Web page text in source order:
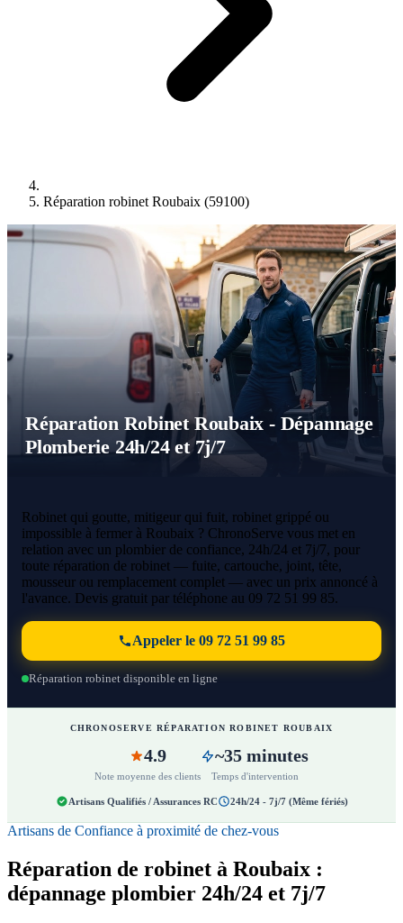
Réparation robinet Roubaix (59100)
Réparation Robinet Roubaix - Dépannage
Plomberie 24h/24 et 7j/7
Robinet qui goutte, mitigeur qui fuit, robinet grippé ou
impossible à fermer à Roubaix ? ChronoServe vous met en
relation avec un plombier de confiance, 24h/24 et 7j/7, pour
toute réparation de robinet — fuite, cartouche, joint, tête,
mousseur ou remplacement complet — avec un prix annoncé à
l'avance. Devis gratuit par téléphone au 09 72 51 99 85.
Appeler le 09 72 51 99 85
Réparation robinet disponible en ligne
CHRONOSERVE RÉPARATION ROBINET ROUBAIX
4.9
Note moyenne des clients
~35 minutes
Temps d'intervention
Artisans Qualifiés / Assurances RC 24h/24 - 7j/7 (Même fériés)
Artisans de Confiance à proximité de chez-vous
Réparation de robinet à Roubaix :
dépannage plombier 24h/24 et 7j/7